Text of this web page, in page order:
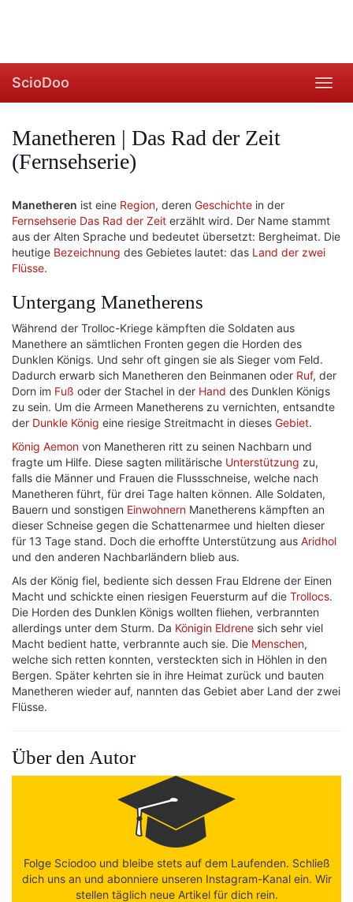
ScioDoo
Manetheren | Das Rad der Zeit
(Fernsehserie)
Manetheren ist eine Region, deren Geschichte in der
Fernsehserie Das Rad der Zeit erzählt wird. Der Name stammt
aus der Alten Sprache und bedeutet übersetzt: Bergheimat. Die
heutige Bezeichnung des Gebietes lautet: das Land der zwei
Flüsse.
Untergang Manetherens
Während der Trolloc-Kriege kämpften die Soldaten aus
Manethere an sämtlichen Fronten gegen die Horden des
Dunklen Königs. Und sehr oft gingen sie als Sieger vom Feld.
Dadurch erwarb sich Manetheren den Beinmanen oder Ruf, der
Dorn im Fuß oder der Stachel in der Hand des Dunklen Königs
zu sein. Um die Armeen Manetherens zu vernichten, entsandte
der Dunkle König eine riesige Streitmacht in dieses Gebiet.
König Aemon von Manetheren ritt zu seinen Nachbarn und
fragte um Hilfe. Diese sagten militärische Unterstützung zu,
falls die Männer und Frauen die Flussschneise, welche nach
Manetheren führt, für drei Tage halten können. Alle Soldaten,
Bauern und sonstigen Einwohnern Manetherens kämpften an
dieser Schneise gegen die Schattenarmee und hielten dieser
für 13 Tage stand. Doch die erhoffte Unterstützung aus Aridhol
und den anderen Nachbarländern blieb aus.
Als der König fiel, bediente sich dessen Frau Eldrene der Einen
Macht und schickte einen riesigen Feuersturm auf die Trollocs.
Die Horden des Dunklen Königs wollten fliehen, verbrannten
allerdings unter dem Sturm. Da Königin Eldrene sich sehr viel
Macht bedient hatte, verbrannte auch sie. Die Menschen,
welche sich retten konnten, versteckten sich in Höhlen in den
Bergen. Später kehrten sie in ihre Heimat zurück und bauten
Manetheren wieder auf, nannten das Gebiet aber Land der zwei
Flüsse.
Über den Autor
Folge Sciodoo und bleibe stets auf dem Laufenden. Schließ
dich uns an und abonniere unseren Instagram-Kanal ein. Wir
stellen täglich neue Artikel für dich rein.